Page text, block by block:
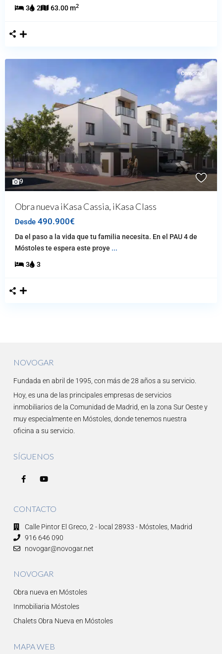
3 2 63.00 m2
9
Comprar
Obra nueva iKasa Cassia, iKasa Class
Desde 490.900€
Da el paso a la vida que tu familia necesita. En el PAU 4 de
Móstoles te espera este proye ...
3 3
NOVOGAR
Fundada en abril de 1995, con más de 28 años a su servicio.
Hoy, es una de las principales empresas de servicios
inmobiliarios de la Comunidad de Madrid, en la zona Sur Oeste y
muy especialmente en Móstoles, donde tenemos nuestra
oficina a su servicio.
SÍGUENOS
CONTACTO
Calle Pintor El Greco, 2 - local 28933 - Móstoles, Madrid
916 646 090
novogar@novogar.net
NOVOGAR
Obra nueva en Móstoles
Inmobiliaria Móstoles
Chalets Obra Nueva en Móstoles
MAPA WEB